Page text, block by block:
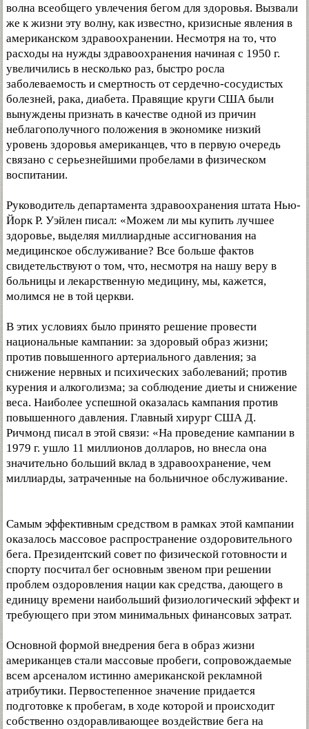
волна всеобщего увлечения бегом для здоровья. Вызвали
же к жизни эту волну, как известно, кризисные явления в
американском здравоохранении. Несмотря на то, что
расходы на нужды здравоохранения начиная с 1950 г.
увеличились в несколько раз, быстро росла
заболеваемость и смертность от сердечно-сосудистых
болезней, рака, диабета. Правящие круги США были
вынуждены признать в качестве одной из причин
неблагополучного положения в экономике низкий
уровень здоровья американцев, что в первую очередь
связано с серьезнейшими пробелами в физическом
воспитании.
Руководитель департамента здравоохранения штата Нью-
Йорк Р. Уэйлен писал: «Можем ли мы купить лучшее
здоровье, выделяя миллиардные ассигнования на
медицинское обслуживание? Все больше фактов
свидетельствуют о том, что, несмотря на нашу веру в
больницы и лекарственную медицину, мы, кажется,
молимся не в той церкви.
В этих условиях было принято решение провести
национальные кампании: за здоровый образ жизни;
против повышенного артериального давления; за
снижение нервных и психических заболеваний; против
курения и алкоголизма; за соблюдение диеты и снижение
веса. Наиболее успешной оказалась кампания против
повышенного давления. Главный хирург США Д.
Ричмонд писал в этой связи: «На проведение кампании в
1979 г. ушло 11 миллионов долларов, но внесла она
значительно больший вклад в здравоохранение, чем
миллиарды, затраченные на больничное обслуживание.
Самым эффективным средством в рамках этой кампании
оказалось массовое распространение оздоровительного
бега. Президентский совет по физической готовности и
спорту посчитал бег основным звеном при решении
проблем оздоровления нации как средства, дающего в
единицу времени наибольший физиологический эффект и
требующего при этом минимальных финансовых затрат.
Основной формой внедрения бега в образ жизни
американцев стали массовые пробеги, сопровождаемые
всем арсеналом истинно американской рекламной
атрибутики. Первостепенное значение придается
подготовке к пробегам, в ходе которой и происходит
собственно оздоравливающее воздействие бега на